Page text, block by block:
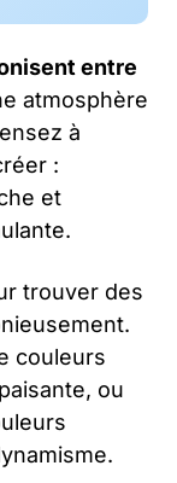
entre
atmosphère
à
:
et
trouver des
couleurs
ou